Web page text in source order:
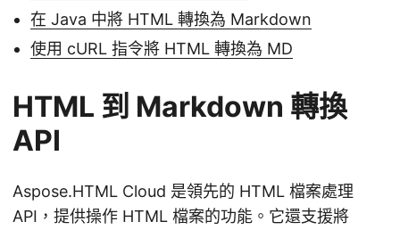
在 Java 中將 HTML 轉換為 Markdown
使用 cURL 指令將 HTML 轉換為 MD
HTML 到 Markdown 轉換
API
Aspose.HTML Cloud 是領先的 HTML 檔案處理
API，提供操作 HTML 檔案的功能。它還支援將